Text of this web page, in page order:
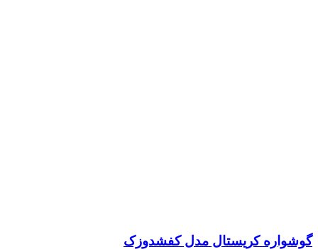
گوشواره کریستال مدل کفشدوزک